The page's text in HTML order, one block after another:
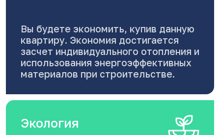
Вы будете экономить, купив данную
квартиру. Экономия достигается
засчет индивидуального отопления и
использования энергоэффективных
материалов при строительстве.
Экология